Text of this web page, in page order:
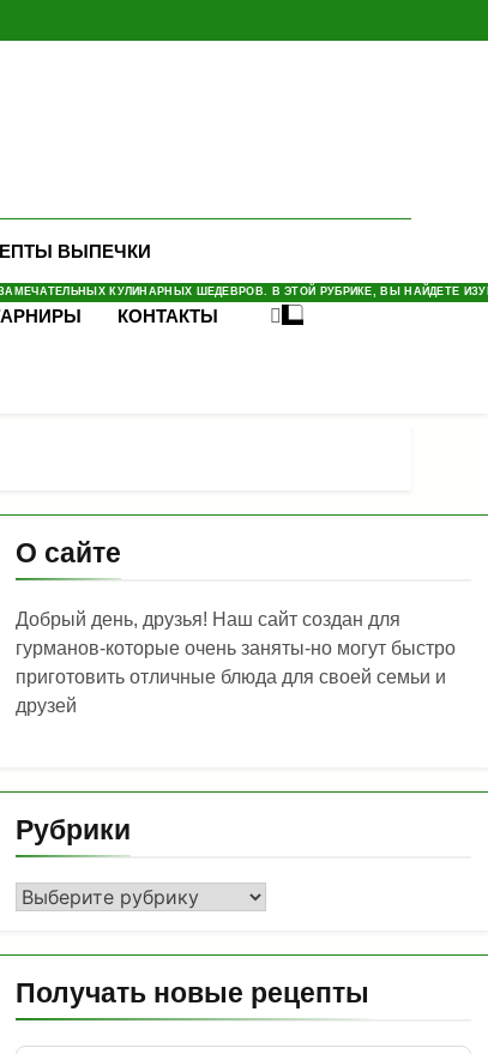
ВЫПЕЧКИ
КУЛИНАРНЫХ ШЕДЕВРОВ. В ЭТОЙ РУБРИКЕ, ВЫ НАЙДЕТЕ
КОНТАКТЫ
О сайте
Добрый день, друзья! Наш сайт создан для
гурманов-которые очень заняты-но могут быстро
приготовить отличные блюда для своей семьи и
друзей
Рубрики
Рубрики
Получать новые рецепты